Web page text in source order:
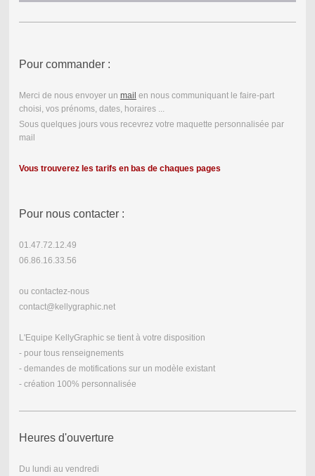
Pour commander :
Merci de nous envoyer un mail en nous communiquant le faire-part
choisi, vos prénoms, dates, horaires ...
Sous quelques jours vous recevrez votre maquette personnalisée par
mail
Vous trouverez les tarifs en bas de chaques pages
Pour nous contacter :
01.47.72.12.49
06.86.16.33.56
ou contactez-nous
contact@kellygraphic.net
L'Equipe KellyGraphic se tient à votre disposition
- pour tous renseignements
- demandes de motifications sur un modèle existant
- création 100% personnalisée
Heures d'ouverture
Du lundi au vendredi